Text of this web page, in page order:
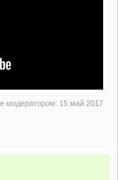
модератором: 15 май 2017